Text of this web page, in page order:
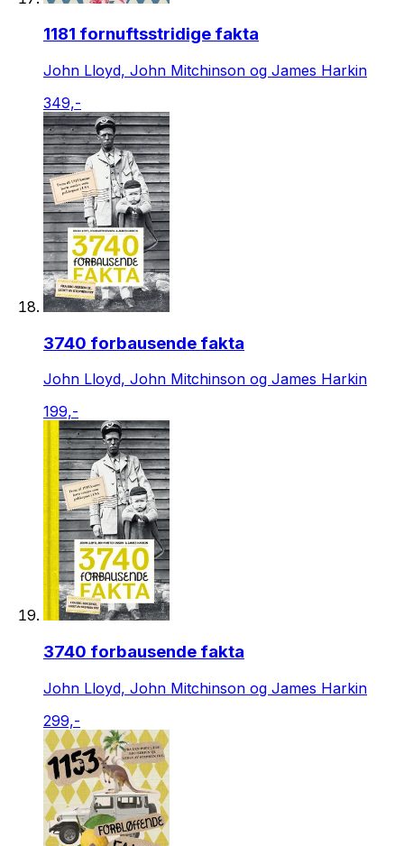
1181 fornuftsstridige fakta
John Lloyd, John Mitchinson og James Harkin
349,-
3740 forbausende fakta
John Lloyd, John Mitchinson og James Harkin
199,-
3740 forbausende fakta
John Lloyd, John Mitchinson og James Harkin
299,-